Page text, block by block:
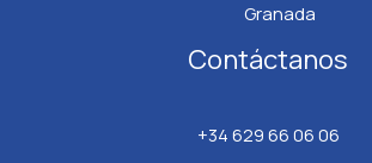
Granada
Contáctanos
+34 629 66 06 06